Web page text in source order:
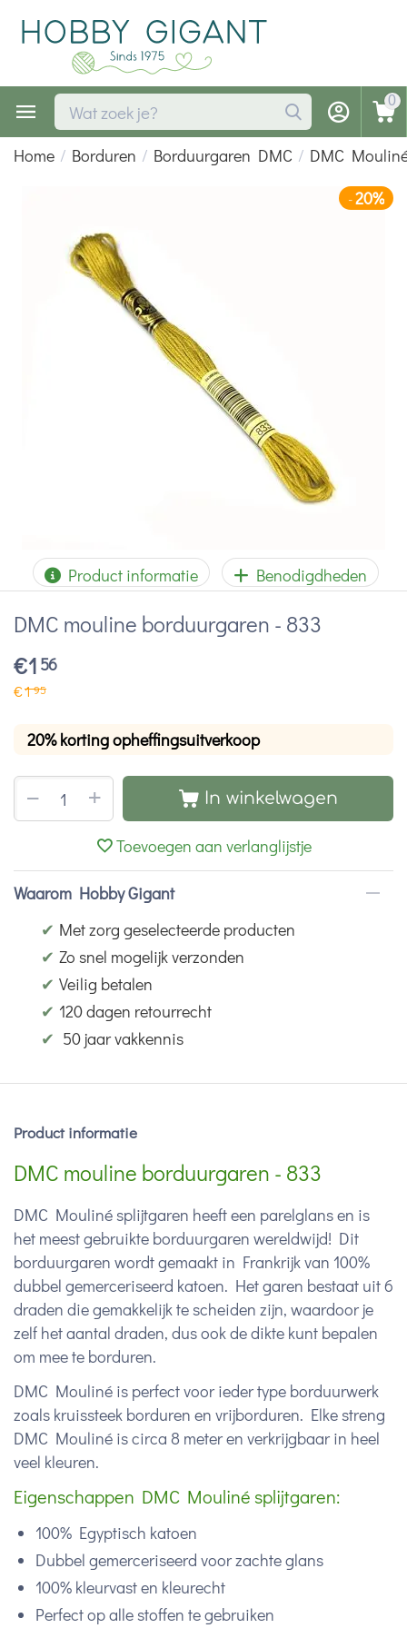
0
Home / Borduren / Borduurgaren DMC / DMC
-20%
Product informatie Benodigdheden
DMC mouline borduurgaren - 833
€1 56
€195
20% korting opheffingsuitverkoop
+
− In winkelwagen
Toevoegen aan verlanglijstje
Waarom Hobby Gigant
✔ Met zorg geselecteerde producten
✔ Zo snel mogelijk verzonden
✔ Veilig betalen
✔ 120 dagen retourrecht
✔ 50 jaar vakkennis
Product informatie
DMC mouline borduurgaren - 833
DMC Mouliné splijtgaren heeft een parelglans en is
het meest gebruikte borduurgaren wereldwijd! Dit
borduurgaren wordt gemaakt in Frankrijk van 100%
dubbel gemerceriseerd katoen. Het garen bestaat uit 6
draden die gemakkelijk te scheiden zijn, waardoor je
zelf het aantal draden, dus ook de dikte kunt bepalen
om mee te borduren.
DMC Mouliné is perfect voor ieder type borduurwerk
zoals kruissteek borduren en vrijborduren. Elke streng
DMC Mouliné is circa 8 meter en verkrijgbaar in heel
veel kleuren.
Eigenschappen DMC Mouliné splijtgaren:
100% Egyptisch katoen
Dubbel gemerceriseerd voor zachte glans
100% kleurvast en kleurecht
Perfect op alle stoffen te gebruiken